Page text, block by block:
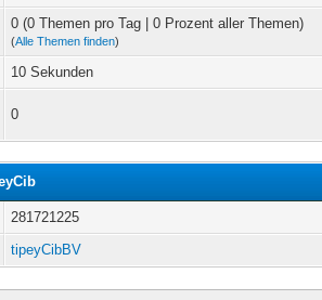
0 (0 Themen pro Tag | 0 Prozent aller Themen)
(Alle Themen finden)
10 Sekunden
0
281721225
tipeyCibBV